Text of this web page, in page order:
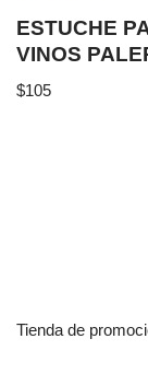
ESTUCHE
VINOS
$105
Tienda de